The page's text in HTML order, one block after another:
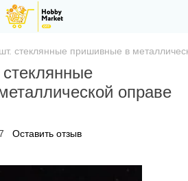
стеклянные пришивные в
оправе
Оставить отзыв